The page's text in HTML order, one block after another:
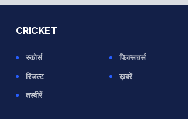
CRICKET
स्कोर्स
फिक्सचर्स
रिजल्ट
ख़बरें
तस्वीरें